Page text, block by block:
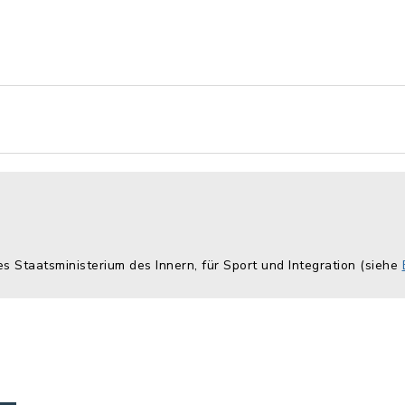
Staatsministerium des Innern, für Sport und Integration (siehe